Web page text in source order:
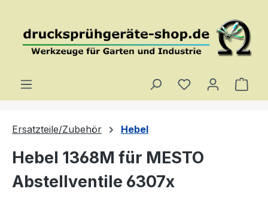
Du hast 0
Ersatzteile/Zubehör Hebel
Hebel 1368M für MESTO
Abstellventile 6307x